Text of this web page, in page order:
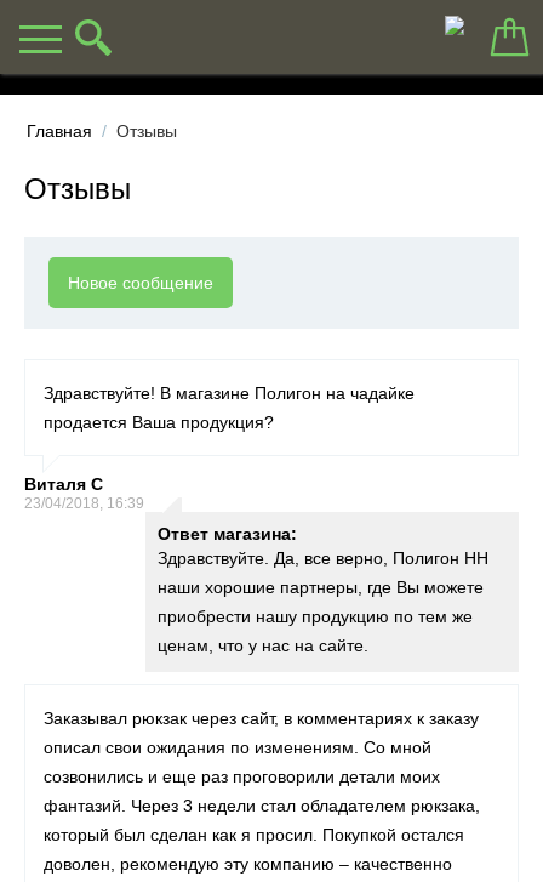
Главная / Отзывы
Отзывы
Новое сообщение
Здравствуйте! В магазине Полигон на чадайке
продается Ваша продукция?
Виталя С
23/04/2018, 16:39
Ответ магазина:
Здравствуйте. Да, все верно, Полигон НН
наши хорошие партнеры, где Вы можете
приобрести нашу продукцию по тем же
ценам, что у нас на сайте.
Заказывал рюкзак через сайт, в комментариях к заказу
описал свои ожидания по изменениям. Со мной
созвонились и еще раз проговорили детали моих
фантазий. Через 3 недели стал обладателем рюкзака,
который был сделан как я просил. Покупкой остался
доволен, рекомендую эту компанию – качественно